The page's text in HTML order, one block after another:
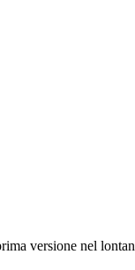
versione nel